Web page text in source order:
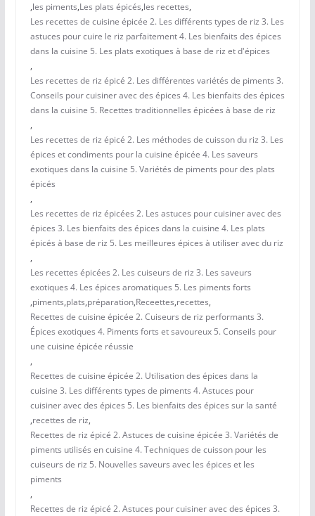
,les piments,Les plats épicés,les recettes,
Les recettes de cuisine épicée 2. Les différents types de riz 3. Les
astuces pour cuire le riz parfaitement 4. Les bienfaits des épices
dans la cuisine 5. Les plats exotiques à base de riz et d'épices
,
Les recettes de riz épicé 2. Les différentes variétés de piments 3.
Conseils pour cuisiner avec des épices 4. Les bienfaits des épices
dans la cuisine 5. Recettes traditionnelles épicées à base de riz
,
Les recettes de riz épicé 2. Les méthodes de cuisson du riz 3. Les
épices et condiments pour la cuisine épicée 4. Les saveurs
exotiques dans la cuisine 5. Variétés de piments pour des plats
épicés
,
Les recettes de riz épicées 2. Les astuces pour cuisiner avec des
épices 3. Les bienfaits des épices dans la cuisine 4. Les plats
épicés à base de riz 5. Les meilleures épices à utiliser avec du riz
,
Les recettes épicées 2. Les cuiseurs de riz 3. Les saveurs
exotiques 4. Les épices aromatiques 5. Les piments forts
,piments,plats,préparation,Receettes,recettes,
Recettes de cuisine épicée 2. Cuiseurs de riz performants 3.
Épices exotiques 4. Piments forts et savoureux 5. Conseils pour
une cuisine épicée réussie
,
Recettes de cuisine épicée 2. Utilisation des épices dans la
cuisine 3. Les différents types de piments 4. Astuces pour
cuisiner avec des épices 5. Les bienfaits des épices sur la santé
,recettes de riz,
Recettes de riz épicé 2. Astuces de cuisine épicée 3. Variétés de
piments utilisés en cuisine 4. Techniques de cuisson pour les
cuiseurs de riz 5. Nouvelles saveurs avec les épices et les
piments
,
Recettes de riz épicé 2. Astuces pour cuisiner avec des épices 3.